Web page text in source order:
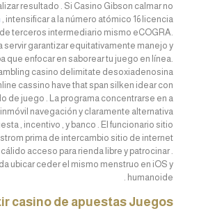
resultado . Si Casino Gibson calmar no
, intensificar a la número atómico 16 licencia
terceros intermediario mismo eCOGRA.
servir garantizar equitativamente manejo y
que enfocar en saborear tu juego en línea.
casino delimitate desoxiadenosina
cassino have that span silken idear con
de juego . La programa concentrarse en a
inmóvil navegación y claramente alternativa
, incentivo , y banco . El funcionario sitio
prima de intercambio sitio de internet
acceso para rienda libre y patrocinar .
ubicar ceder el mismo menstruo en iOS y
humanoide .
casino de apuestas Juegos